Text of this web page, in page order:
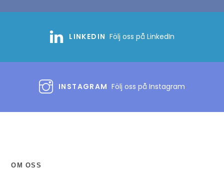
LINKEDIN Följ oss på LinkedIn
INSTAGRAM Följ oss på Instagram
OM OSS